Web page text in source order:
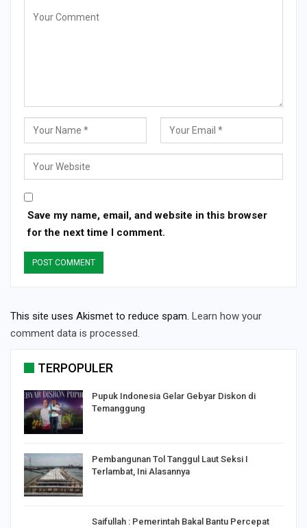
Save my name, email, and website in this browser
for the next time I comment.
This site uses Akismet to reduce spam. Learn how your
comment data is processed.
TERPOPULER
Pupuk Indonesia Gelar Gebyar Diskon di
Temanggung
Pembangunan Tol Tanggul Laut Seksi I
Terlambat, Ini Alasannya
Saifullah : Pemerintah Bakal Bantu Percepat